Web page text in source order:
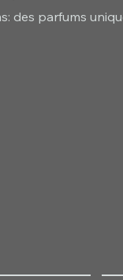
des parfums